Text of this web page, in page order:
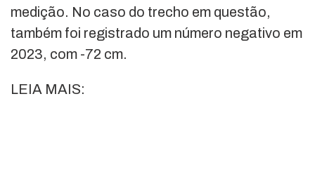
medição. No caso do trecho em questão,
também foi registrado um número negativo em
2023, com -72 cm.
LEIA MAIS: